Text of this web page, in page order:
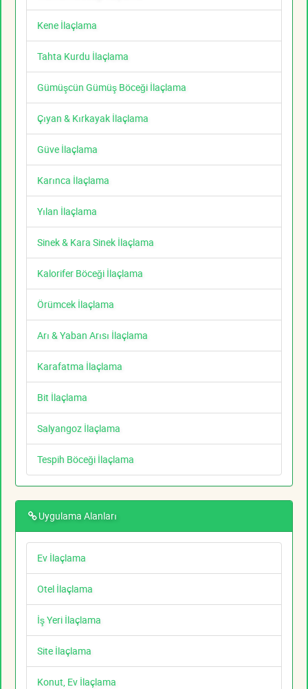
Kene İlaçlama
Tahta Kurdu İlaçlama
Gümüşcün Gümüş Böceği İlaçlama
Çıyan & Kırkayak İlaçlama
Güve İlaçlama
Karınca İlaçlama
Yılan İlaçlama
Sinek & Kara Sinek İlaçlama
Kalorifer Böceği İlaçlama
Örümcek İlaçlama
Arı & Yaban Arısı İlaçlama
Karafatma İlaçlama
Bit İlaçlama
Salyangoz İlaçlama
Tespih Böceği İlaçlama
Uygulama Alanları
Ev İlaçlama
Otel İlaçlama
İş Yeri İlaçlama
Site İlaçlama
Konut, Ev İlaçlama